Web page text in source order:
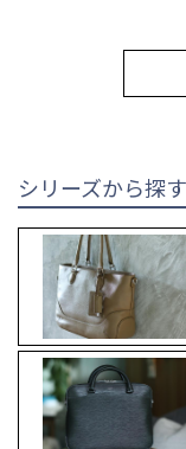
ウォレット
クラッチ＆
セカンドバッグ
バックパック
シリーズから探す